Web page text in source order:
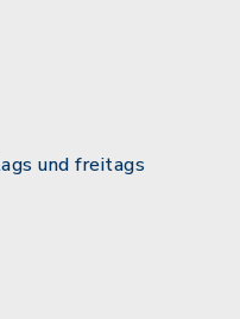
und freitags